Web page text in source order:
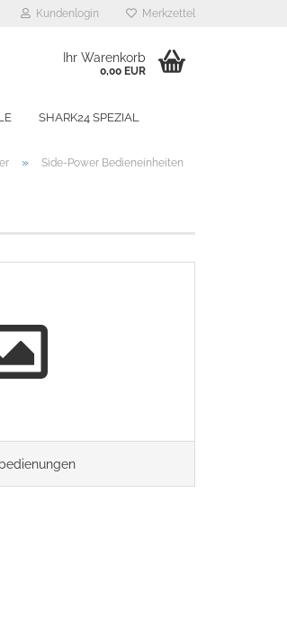
Kundenlogin
mit
Merkzettel
Ihr Warenkorb
0,00 EUR
SHARK24 SPEZIAL
» Side-Power Bedieneinheiten